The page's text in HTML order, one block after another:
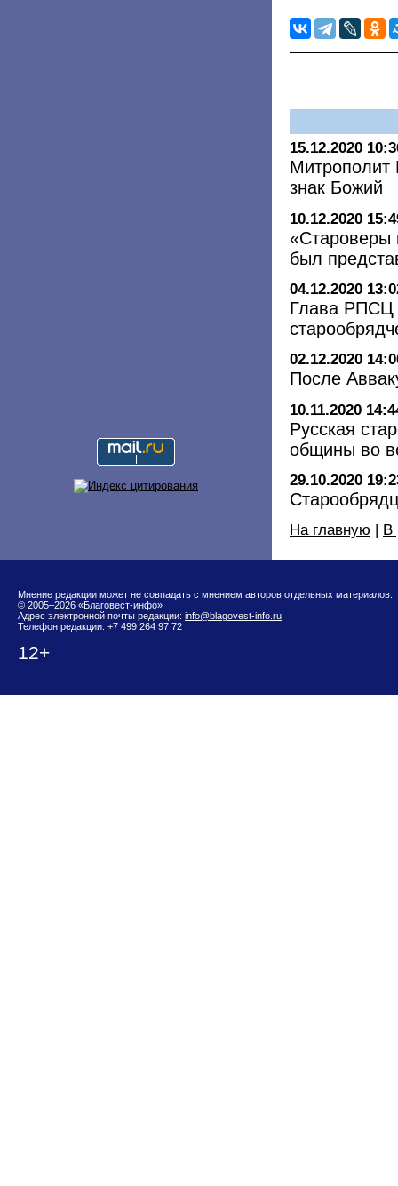
15.12.2020
знак Божий
10.12.2020
«Староверы
был
04.12.2020
Глава РПСЦ
02.12.2020
После
10.11.2020
Русская
общины во
29.10.2020
На главную В
Мнение редакции может не совпадать с мнением авторов отдельных материалов.
© 2005–2026 «Благовест-инфо»
Адрес электронной почты редакции: info@blagovest-info.ru
Телефон редакции: +7 499 264 97 72
12+